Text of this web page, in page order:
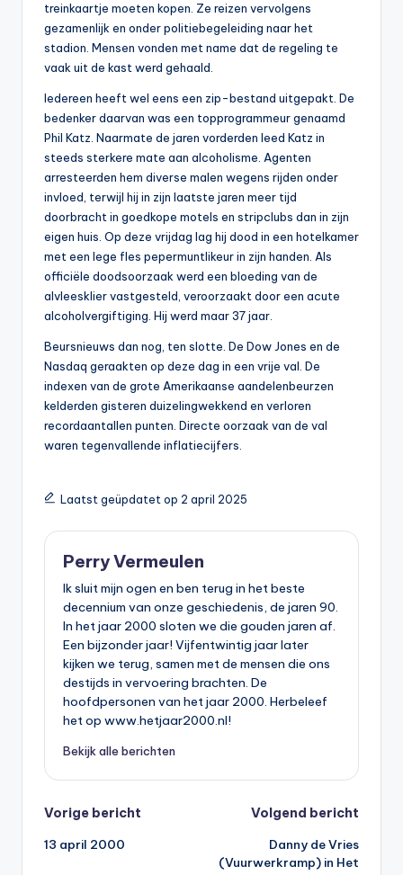
treinkaartje moeten kopen. Ze reizen vervolgens
gezamenlijk en onder politiebegeleiding naar het
stadion. Mensen vonden met name dat de regeling te
vaak uit de kast werd gehaald.
Iedereen heeft wel eens een zip-bestand uitgepakt. De
bedenker daarvan was een topprogrammeur genaamd
Phil Katz. Naarmate de jaren vorderden leed Katz in
steeds sterkere mate aan alcoholisme. Agenten
arresteerden hem diverse malen wegens rijden onder
invloed, terwijl hij in zijn laatste jaren meer tijd
doorbracht in goedkope motels en stripclubs dan in zijn
eigen huis. Op deze vrijdag lag hij dood in een hotelkamer
met een lege fles pepermuntlikeur in zijn handen. Als
officiële doodsoorzaak werd een bloeding van de
alvleesklier vastgesteld, veroorzaakt door een acute
alcoholvergiftiging. Hij werd maar 37 jaar.
Beursnieuws dan nog, ten slotte. De Dow Jones en de
Nasdaq geraakten op deze dag in een vrije val. De
indexen van de grote Amerikaanse aandelenbeurzen
kelderden gisteren duizelingwekkend en verloren
recordaantallen punten. Directe oorzaak van de val
waren tegenvallende inflatiecijfers.
Laatst geüpdatet op 2 april 2025
Perry Vermeulen
Ik sluit mijn ogen en ben terug in het beste
decennium van onze geschiedenis, de jaren 90.
In het jaar 2000 sloten we die gouden jaren af.
Een bijzonder jaar! Vijfentwintig jaar later
kijken we terug, samen met de mensen die ons
destijds in vervoering brachten. De
hoofdpersonen van het jaar 2000. Herbeleef
het op www.hetjaar2000.nl!
Bekijk alle berichten
Bericht
navigatie
Vorige bericht
13 april 2000
Volgend bericht
Danny de Vries
(Vuurwerkramp) in Het